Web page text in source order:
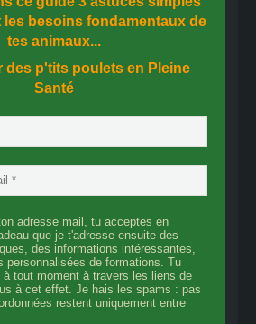
besoins fondamentaux de
tes animaux...
des p'tits poulets en Pleine
Santé
adresse mail, tu acceptes en
que je t'adresse ensuite des
des informations intéressantes,
personnalisées de formations. Tu
à tout moment à travers les liens de
à cet effet. Je hais les spams : pas
restent uniquement entre